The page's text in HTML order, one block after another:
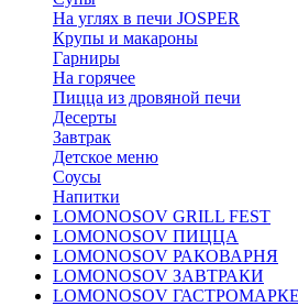
На углях в печи JOSPER
Крупы и макароны
Гарниры
На горячее
Пицца из дровяной печи
Десерты
Завтрак
Детское меню
Соусы
Напитки
LOMONOSOV GRILL FEST
LOMONOSOV ПИЦЦА
LOMONOSOV РАКОВАРНЯ
LOMONOSOV ЗАВТРАКИ
LOMONOSOV